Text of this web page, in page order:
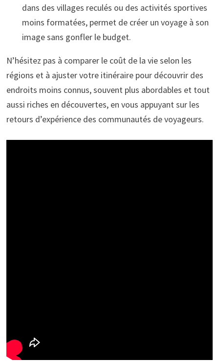
dans des villages reculés ou des activités sportives
moins formatées, permet de créer un voyage à son
image sans gonfler le budget.
N’hésitez pas à comparer le coût de la vie selon les
régions et à ajuster votre itinéraire pour découvrir des
endroits moins connus, souvent plus abordables et tout
aussi riches en découvertes, en vous appuyant sur les
retours d’expérience des communautés de voyageurs.